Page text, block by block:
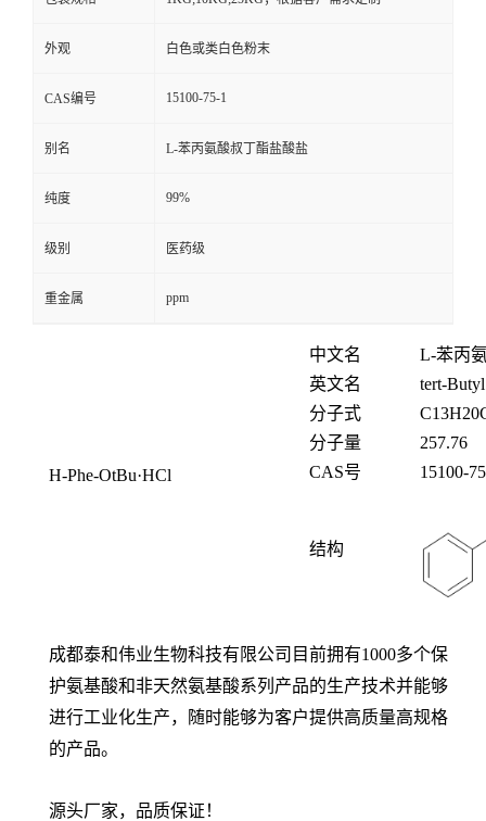
外观 白色或类白色粉末
CAS编号 15100-75-1
别名 L-苯丙氨酸叔丁酯盐酸盐
纯度 99%
级别 医药级
重金属 ppm
H-Phe-OtBu·HCl
中文名
L-苯丙
英文名
tert-
分子式
C13H20
分子量
257.76
CAS号
15100-
结构
成都泰和伟业生物科技有限公司目前拥有1000多个保
护氨基酸和非天然氨基酸系列产品的生产技术并能够
进行工业化生产，随时能够为客户提供高质量高规格
的产品。
源头厂家，品质保证！